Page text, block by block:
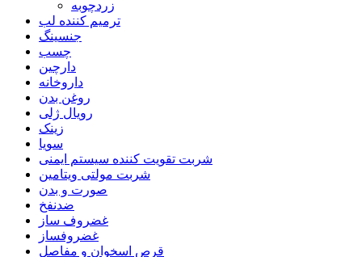
زردچوبه
ترمیم کننده لب
جنسینگ
چسب
دارچین
داروخانه
روغن بدن
رویال ژلی
زینک
سویا
شربت تقویت کننده سیستم ایمنی
شربت مولتی ویتامین
صورت و بدن
ضدنفخ
غضروف ساز
غضروفساز
قرص اسخوان و مفاصل